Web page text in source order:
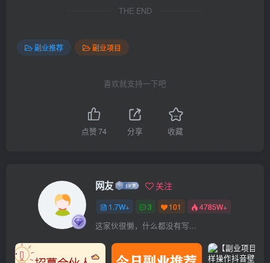
THE END
副业推荐 副业项目
喜欢就支持一下吧
点赞74 分享 收藏
网友 关注
1.7W+ 3 101 4785W+
这家伙很懒，什么都没有写...